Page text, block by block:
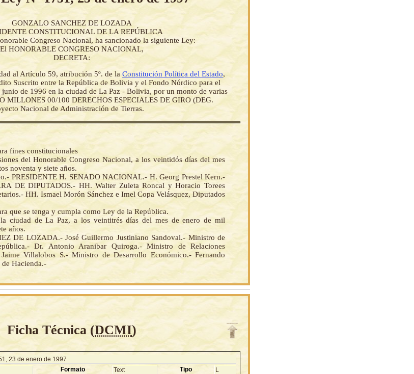
GONZALO SANCHEZ DE LOZADA
CONSTITUCIONAL DE LA REPÚBLICA
Congreso Nacional, ha sancionado la siguiente Ley:
El HONORABLE CONGRESO NACIONAL,
DECRETA:
al Artículo 59, atribución 5º. de la Constitución Política del Estado,
Suscrito entre la República de Bolivia y el Fondo Nórdico para el
de 1996 en la ciudad de La Paz - Bolivia, por un monto de varias
MILLONES 00/100 DERECHOS ESPECIALES DE GIRO (DEG.
Nacional de Administración de Tierras.
fines constitucionales
del Honorable Congreso Nacional, a los veintidós días del mes
noventa y siete años.
PRESIDENTE H. SENADO NACIONAL.- H. Georg Prestel Kern.-
DE DIPUTADOS.- HH. Walter Zuleta Roncal y Horacio Torees
HH. Ismael Morón Sánchez e Imel Copa Velásquez, Diputados
que se tenga y cumpla como Ley de la República.
ciudad de La Paz, a los veintitrés días del mes de enero de mil
años.
DE LOZADA.- José Guillermo Justiniano Sandoval.- Ministro de
Dr. Antonio Aranibar Quiroga.- Ministro de Relaciones
Villalobos S.- Ministro de Desarrollo Económico.- Fernando
Hacienda.-
Ficha Técnica (DCMI)
23 de enero de 1997
Formato Text Tipo
L